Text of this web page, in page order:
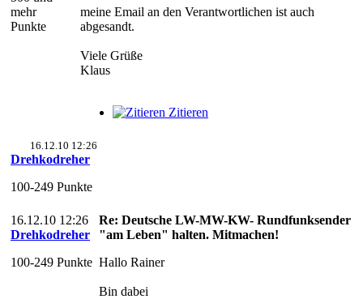
mehr
Punkte
meine Email an den Verantwortlichen ist auch
abgesandt.
Viele Grüße
Klaus
Zitieren
16.12.10 12:26
Drehkodreher
100-249 Punkte
16.12.10 12:26
Drehkodreher
100-249 Punkte
Re: Deutsche LW-MW-KW- Rundfunksender
"am Leben" halten. Mitmachen!
Hallo Rainer
Bin dabei